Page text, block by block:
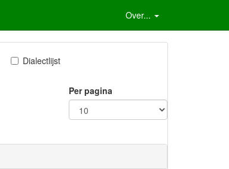
Over...
Dialectlijst
Per pagina